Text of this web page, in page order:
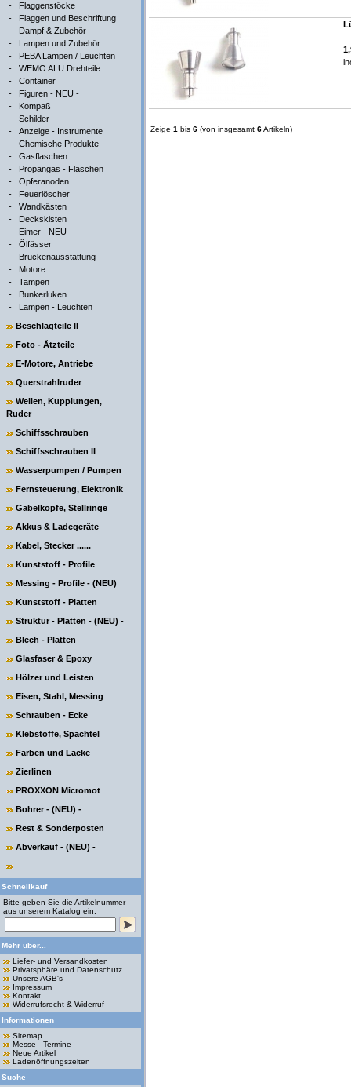
- Flaggenstöcke
- Flaggen und Beschriftung
- Dampf & Zubehör
- Lampen und Zubehör
- PEBA Lampen / Leuchten
- WEMO ALU Drehteile
- Container
- Figuren - NEU -
- Kompaß
- Schilder
- Anzeige - Instrumente
- Chemische Produkte
- Gasflaschen
- Propangas - Flaschen
- Opferanoden
- Feuerlöscher
- Wandkästen
- Deckskisten
- Eimer - NEU -
- Ölfässer
- Brückenausstattung
- Motore
- Tampen
- Bunkerluken
- Lampen - Leuchten
Beschlagteile II
Foto - Ätzteile
E-Motore, Antriebe
Querstrahlruder
Wellen, Kupplungen,
Ruder
Schiffsschrauben
Schiffsschrauben II
Wasserpumpen / Pumpen
Fernsteuerung, Elektronik
Gabelköpfe, Stellringe
Akkus & Ladegeräte
Kabel, Stecker ......
Kunststoff - Profile
Messing - Profile - (NEU)
Kunststoff - Platten
Struktur - Platten - (NEU) -
Blech - Platten
Glasfaser & Epoxy
Hölzer und Leisten
Eisen, Stahl, Messing
Schrauben - Ecke
Klebstoffe, Spachtel
Farben und Lacke
Zierlinen
PROXXON Micromot
Bohrer - (NEU) -
Rest & Sonderposten
Abverkauf - (NEU) -
Schnellkauf
Bitte geben Sie die Artikelnummer
aus unserem Katalog ein.
Mehr über...
Liefer- und Versandkosten
Privatsphäre und Datenschutz
Unsere AGB's
Impressum
Kontakt
Widerrufsrecht & Widerruf
Informationen
Sitemap
Messe - Termine
Neue Artikel
Ladenöffnungszeiten
Suche
Zeige 1 bis 6 (von insgesamt 6Artikeln)